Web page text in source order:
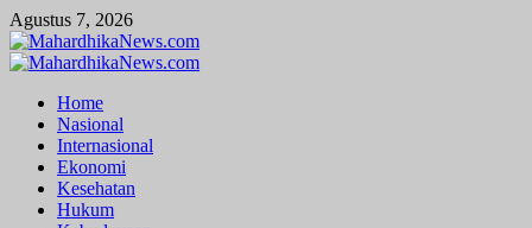
Skip
to
content
Agustus 7, 2026
Primary
Home
Nasional
Internasional
Ekonomi
Kesehatan
Hukum